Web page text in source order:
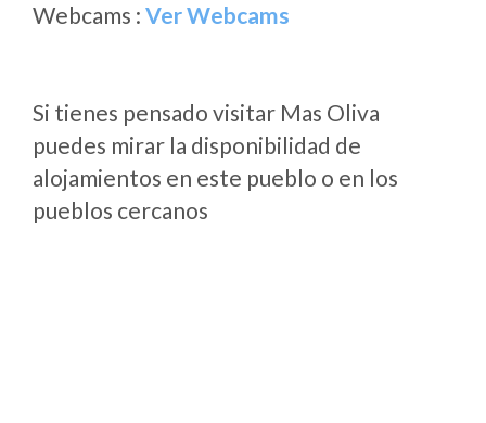
Webcams : Ver Webcams
Si tienes pensado visitar Mas Oliva
puedes mirar la disponibilidad de
alojamientos en este pueblo o en los
pueblos cercanos